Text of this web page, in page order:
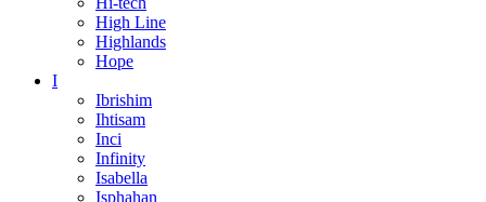
High Line
Highlands
Hope
I
Ibrishim
Ihtisam
Inci
Infinity
Isabella
Isphahan